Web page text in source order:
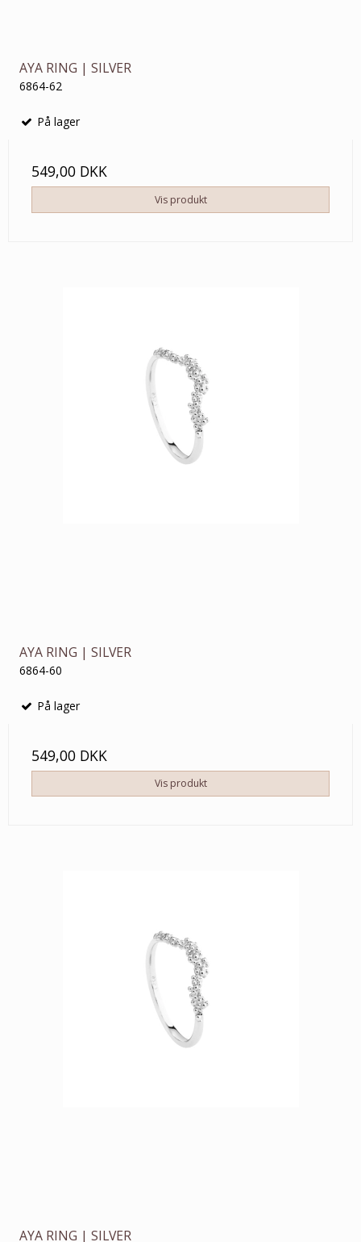
AYA RING | SILVER
6864-62
På lager
549,00 DKK
Vis produkt
AYA RING | SILVER
6864-60
På lager
549,00 DKK
Vis produkt
AYA RING | SILVER